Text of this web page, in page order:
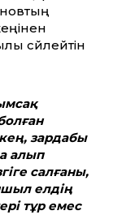
сөйлейтін
зардабы
алып
салғаны,
елдің
тұр емес